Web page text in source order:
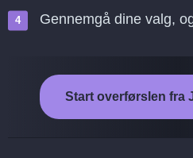
Gennemgå dine valg,
Start overførslen fra